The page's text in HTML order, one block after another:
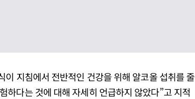
이 지침에서 전반적인 건강을 위해 알코올 섭취를 줄
하다는 것에 대해 자세히 언급하지 않았다”고 지적